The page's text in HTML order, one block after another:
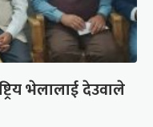
भेलालाई देउवाले